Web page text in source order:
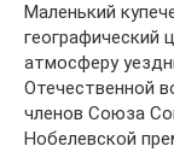
Маленький
географический
атмосферу
Отечественной
членов Союза
Нобелевской